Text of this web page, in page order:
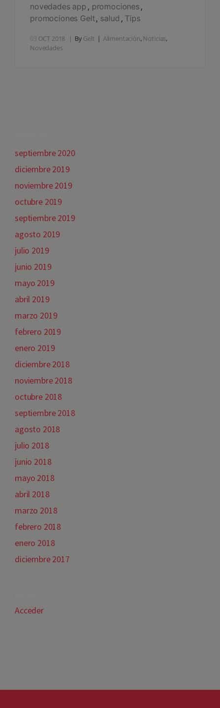
novedades app
promociones
promociones Gelt salud Tips
03 OCT 2018 ByGelt Alimentación, Noticias,
Novedades
septiembre 2020
diciembre 2019
noviembre 2019
octubre 2019
septiembre 2019
agosto 2019
julio 2019
junio 2019
mayo 2019
abril 2019
marzo 2019
febrero 2019
enero 2019
diciembre 2018
noviembre 2018
octubre 2018
septiembre 2018
agosto 2018
julio 2018
junio 2018
mayo 2018
abril 2018
marzo 2018
febrero 2018
enero 2018
diciembre 2017
Acceder